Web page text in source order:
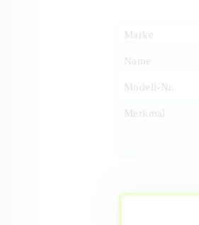
Marke
Name
Modell-Nr.
Merkmal